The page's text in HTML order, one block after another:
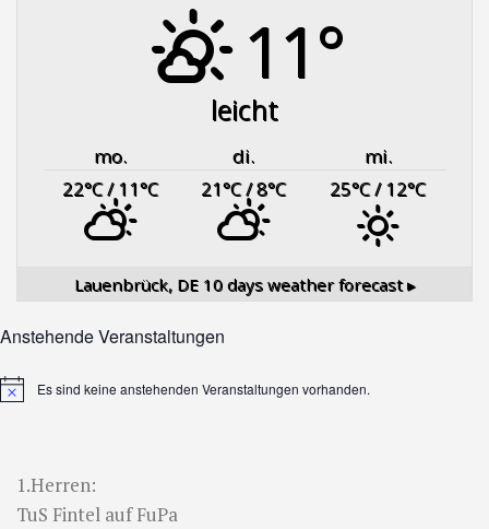
11°
leicht
mo. di.
mi.
22°C/ 11°C 21°C/ 8°C 25°C/ 12°C
Lauenbrück, DE10 days weather forecast ▸
Anstehende Veranstaltungen
HinweisEs sind keine anstehenden Veranstaltungen vorhanden.
1.Herren:
TuS Fintel auf FuPa